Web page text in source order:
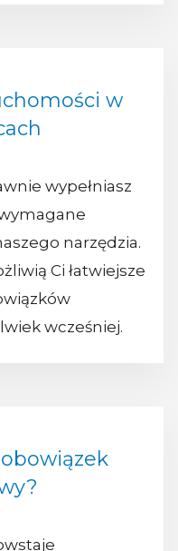
w
wypełniasz
narzędzia.
Ci łatwiejsze
wcześniej.